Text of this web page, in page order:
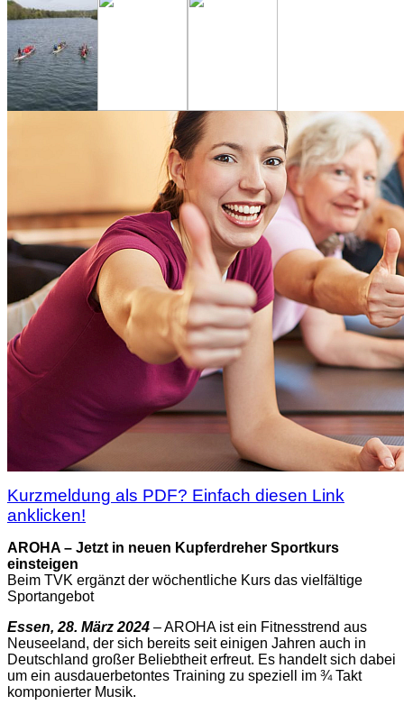
Kurzmeldung als PDF? Einfach diesen Link
anklicken!
AROHA – Jetzt in neuen Kupferdreher Sportkurs
einsteigen
Beim TVK ergänzt der wöchentliche Kurs das vielfältige
Sportangebot
Essen, 28. März 2024 – AROHA ist ein Fitnesstrend aus
Neuseeland, der sich bereits seit einigen Jahren auch in
Deutschland großer Beliebtheit erfreut. Es handelt sich dabei
um ein ausdauerbetontes Training zu speziell im ¾ Takt
komponierter Musik.